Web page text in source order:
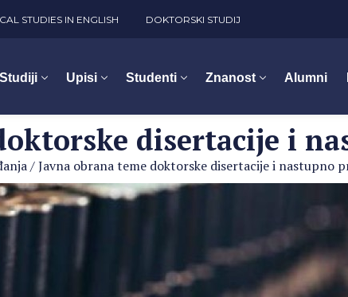
STUDIES IN ENGLISH DOKTORSKI STUDIJ
Studiji Upisi Studenti Znanost Alumni
disertacije i
/Javna obrana teme doktorske disertacije i nastupno